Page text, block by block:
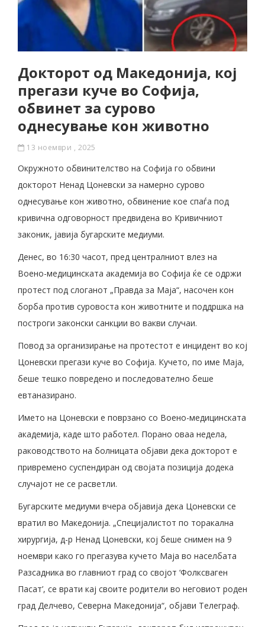
Докторот од Македонија, кој
прегази куче во Софија,
обвинет за сурово
однесување кон животно
13 ноември , 2025
Окружното обвинителство на Софија го обвини
докторот Ненад Цоневски за намерно сурово
однесување кон животно, обвинение кое спаѓа под
кривична одговорност предвидена во Кривичниот
законик, јавија бугарските медиуми.
Денес, во 16:30 часот, пред централниот влез на
Воено-медицинската академија во Софија ќе се одржи
протест под слоганот „Правда за Маја“, насочен кон
борба против суровоста кон животните и поддршка на
построги законски санкции во вакви случаи.
Повод за организирање на протестот е инцидент во кој
Цоневски прегази куче во Софија. Кучето, по име Маја,
беше тешко повредено и последователно беше
евтаназирано.
Името на Цоневски е поврзано со Воено-медицинската
академија, каде што работел. Порано оваа недела,
раководството на болницата објави дека докторот е
привремено суспендиран од својата позиција додека
случајот не се расветли.
Бугарските медиуми вчера објавија дека Цоневски се
вратил во Македонија. „Специјалистот по торакална
хирургија, д-р Ненад Цоневски, кој беше снимен на 9
ноември како го прегазува кучето Маја во населбата
Разсадника во главниот град со својот ‘Фолксваген
Пасат’, се врати кај своите родители во неговиот роден
град Делчево, Северна Македонија“, објави Телеграф.